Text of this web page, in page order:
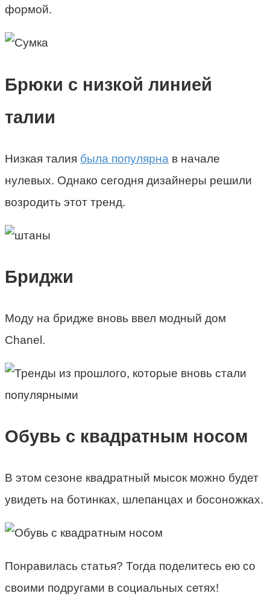
формой.
Брюки с низкой линией
талии
Низкая талия была популярна в начале
нулевых. Однако сегодня дизайнеры решили
возродить этот тренд.
Бриджи
Моду на бридже вновь ввел модный дом
Chanel.
Обувь с квадратным носом
В этом сезоне квадратный мысок можно будет
увидеть на ботинках, шлепанцах и босоножках.
Понравилась статья? Тогда поделитесь ею со
своими подругами в социальных сетях!